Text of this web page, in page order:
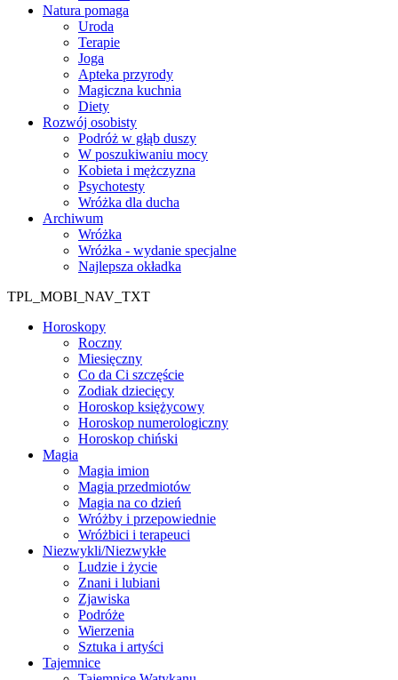
Natura pomaga
Uroda
Terapie
Joga
Apteka przyrody
Magiczna kuchnia
Diety
Rozwój osobisty
Podróż w głąb duszy
W poszukiwaniu mocy
Kobieta i mężczyzna
Psychotesty
Wróżka dla ducha
Archiwum
Wróżka
Wróżka - wydanie specjalne
Najlepsza okładka
TPL_MOBI_NAV_TXT
Horoskopy
Roczny
Miesięczny
Co da Ci szczęście
Zodiak dziecięcy
Horoskop księżycowy
Horoskop numerologiczny
Horoskop chiński
Magia
Magia imion
Magia przedmiotów
Magia na co dzień
Wróżby i przepowiednie
Wróżbici i terapeuci
Niezwykli/Niezwykłe
Ludzie i życie
Znani i lubiani
Zjawiska
Podróże
Wierzenia
Sztuka i artyści
Tajemnice